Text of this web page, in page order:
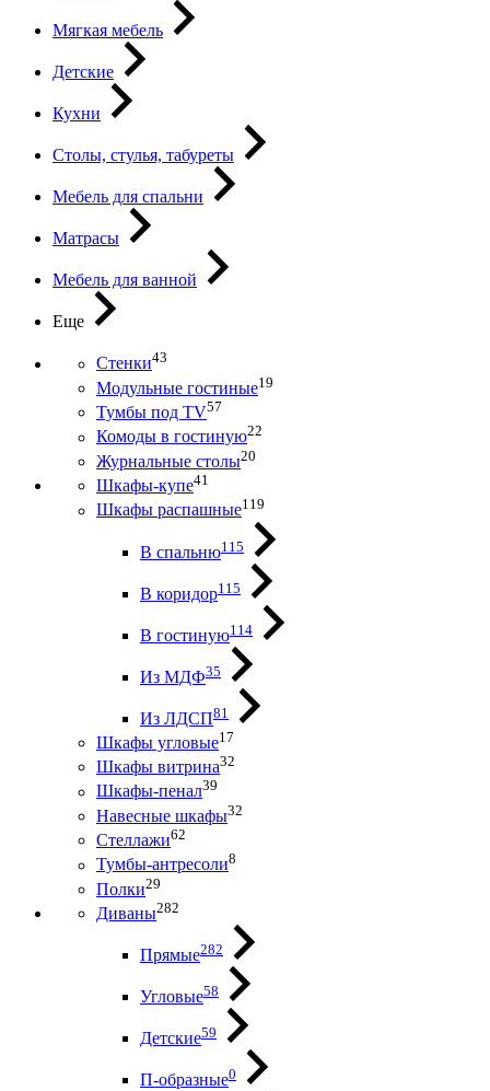
Мягкая мебель
Детские
Кухни
Столы, стулья, табуреты
Мебель для спальни
Матрасы
Мебель для ванной
Еще
Стенки43
Модульные гостиные19
Тумбы под ТV57
Комоды в гостиную22
Журнальные столы20
Шкафы-купе41
Шкафы распашные119
В спальню115
В коридор115
В гостиную114
Из МДФ35
Из ЛДСП81
Шкафы угловые17
Шкафы витрина32
Шкафы-пенал39
Навесные шкафы32
Стеллажи62
Тумбы-антресоли8
Полки29
Диваны282
Прямые282
Угловые58
Детские59
П-образные0